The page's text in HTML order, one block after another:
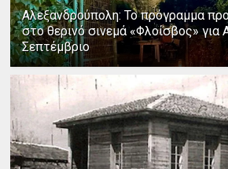
Αλεξανδρούπολη: Το πρόγραμμα
στο θερινό σινεμά «Φλοίσβος» για
Σεπτέμβριο